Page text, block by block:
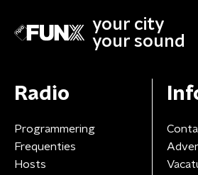
your city
your sound
Radio
Programmering
Frequenties
Hosts